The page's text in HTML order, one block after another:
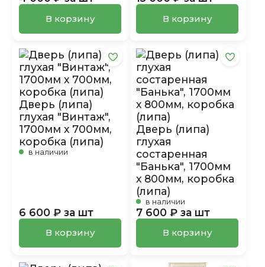
В корзину В корзину
Дверь (липа)
глухая "Винтаж",
1700мм х 700мм,
коробка (липа)
в наличии
6 600 ₽ за шт
В корзину
Дверь (липа)
глухая
состаренная
"Банька", 1700мм
х 800мм, коробка
(липа)
в наличии
7 600 ₽ за шт
В корзину